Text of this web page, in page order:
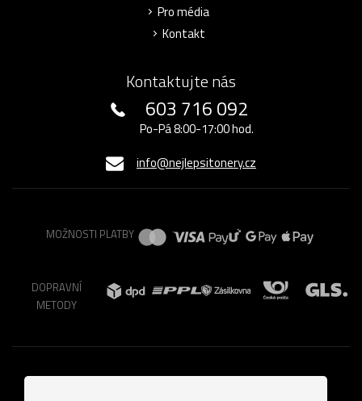
Pro média
Kontakt
Kontaktujte nás
603 716 092
Po-Pá 8:00-17:00 hod.
info@nejlepsitonery.cz
MOŽNOSTI PLATBY
DOPRAVNÍ
METODY